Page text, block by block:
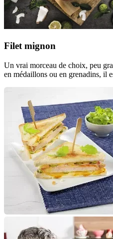
Filet mignon
Un vrai morceau de choix, peu
en médaillons ou en grenadins, il